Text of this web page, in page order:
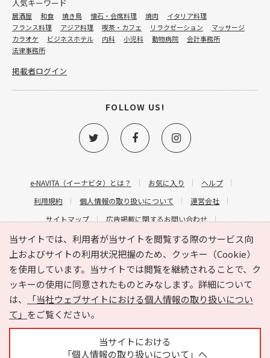
当サイトでは、利用者が当サイトを閲覧する際のサービス向
上およびサイトの利用状況把握のため、クッキー（Cookie）
を使用しています。当サイトでは閲覧を継続されることで、ク
ッキーの使用に同意されたものとみなします。詳細について
は、
「当社ウェブサイトにおける個人情報の取り扱いについ
て」 をご覧ください。
当サイトにおける
「個人情報の取り扱いについて」へ
e-NAVITA（イーナビタ）とは？ お気に入り
ヘルプ
利用規約
個人情報の取り扱いについて
運営会社
サイトマップ
広告掲載に関するお問い合わせ
サイトの内容に関するお問い合わせ
人気キーワード
居酒屋 和食 焼き鳥 懐石・会席料理 焼肉
イタリア料理
フランス料理
アジア料理 喫茶・カフェ リラクゼーション
マッサージ
カラオケ
ビジネスホテル 内科 小児科 動物病院
会計事務所
法律事務所
掲載者ログイン
FOLLOW US!
Copyright © HYOJITO.Co.,Ltd. All Rights Reserved.